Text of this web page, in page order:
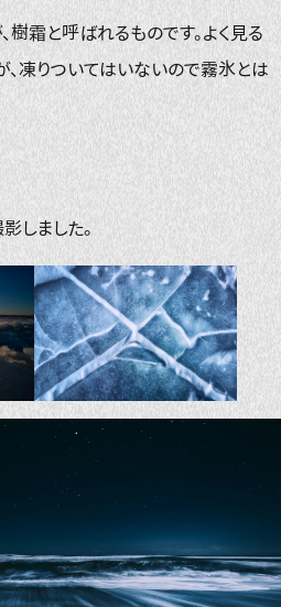
樹霜と呼ばれるものです。よく見る
、凍りついてはいないので霧氷とは
しました。